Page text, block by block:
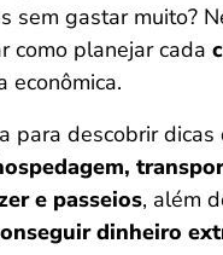
sem gastar muito?
como planejar cada
econômica.
para descobrir dicas
e passeios, além
dinheiro